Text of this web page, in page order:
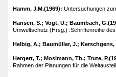
Hamm, J.M.(1969): Untersuchungen
Hansen, S.; Vogt, U.; Baumbach,
Umweltschutz (Hrsg.) :Schriftenreihe
Helbig, A.; Baumüller, J.; Kerschgens,
Hergert, T.; Mosimann, Th.; Trute,
Rahmen der Planungen für die